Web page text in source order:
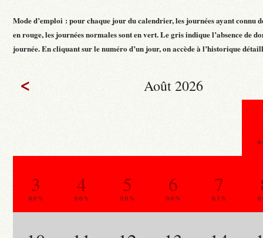
Mode d’emploi : pour chaque jour du calendrier, les journées ayant connu
en rouge, les journées normales sont en vert. Le gris indique l’absence de
journée. En cliquant sur le numéro d’un jour, on accède à l’historique
< Août 2026
3
0.0 %
4
0.0 %
5
0.0 %
6
0.0 %
7
0.3 %